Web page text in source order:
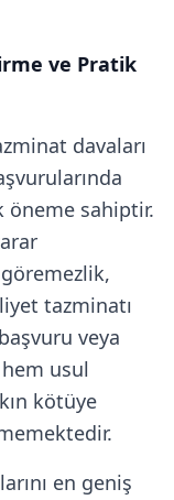
ve Pratik
davaları
öneme sahiptir.
tazminatı
veya
usul
kötüye
en geniş